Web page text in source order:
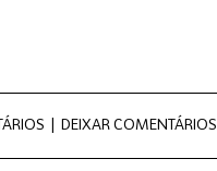
| DEIXAR COMENTÁRIOS